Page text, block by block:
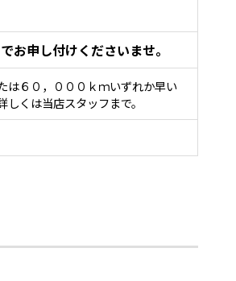
申し付けくださいませ。
は６０，０００ｋｍいずれか早い
くは当店スタッフまで。